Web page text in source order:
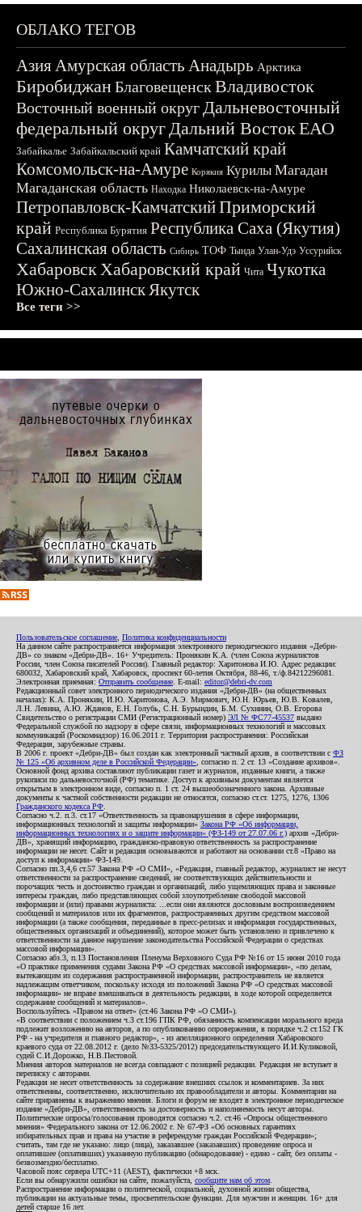
ОБЛАКО ТЕГОВ
АзияАмурская область Анадырь Арктика
БиробиджанБлаговещенскВладивосток
Восточный военный округДальневосточный
федеральный округДальний ВостокЕАО
Забайкалье Забайкальский край Камчатский край
Комсомольск-на-Амуре Корякия Курилы Магадан
Магаданская область Находка Николаевск-на-Амуре
Петропавловск-КамчатскийПриморский
край Республика Бурятия Республика Саха (Якутия)
Сахалинская область Сибирь ТОФ Тында Улан-Удэ Уссурийск
ХабаровскХабаровский край Чита Чукотка
Южно-СахалинскЯкутск
Все теги >>
Пользовательское соглашение Политика конфиденциальности
На данном сайте распространяется информация электронного периодического издания «Дебри-
ДВ» со знаком «Дебри-ДВ». 16+ Учредитель: Пронякин К.А. (член Союза журналистов
России, член Союза писателей России). Главный редактор: Харитонова И.Ю. Адрес редакции:
680032, Хабаровский край, Хабаровск, проспект 60-летия Октября, 88-46, т./ф.84212296081.
Электронная приемная: Отправить сообщение . E-mail: editor@debri-dv.com
Редакционный совет электронного периодического издания «Дебри-ДВ» (на общественных
началах): К.А. Пронякин, И.Ю. Харитонова, А.Э. Мирмович, Ю.Н. Юрьев, Ю.В. Ковалев,
Л.Н. Левина, А.Ю. Жданов, Е.Н. Голубь, С.Н. Бурындин, Б.М. Сухинин, О.В. Егорова
Свидетельство о регистрации СМИ (Регистрационный номер) ЭЛ № ФС77-45537 выдано
Федеральной службой по надзору в сфере связи, информационных технологий и массовых
коммуникаций (Роскомнадзор) 16.06.2011 г. Территория распространения: Российская
Федерация, зарубежные страны.
В 2006 г. проект «Дебри-ДВ» был создан как электронный частный архив, в соответствии с ФЗ
№ 125 «Об архивном деле в Российской Федерации» , согласно п. 2 ст. 13 «Создание архивов».
Основной фонд архива составляют публикации газет и журналов, изданные книги, а также
рукописи по дальневосточной (РФ) тематике. Доступ к архивным документам является
открытым в электронном виде, согласно п. 1 ст. 24 вышеобозначенного закона. Архивные
документы к частной собственности редакции не относятся, согласно ст.ст. 1275, 1276, 1306
Гражданского кодекса РФ
Согласно ч.2. п.3. ст.17 «Ответственность за правонарушения в сфере информации,
информационных технологий и защиты информации» Закона РФ «Об информации,
информационных технологиях и о защите информации» (ФЗ-149 от 27.07.06 г.) архив «Дебри-
ДВ», хранящий информацию, гражданско-правовую ответственность за распространение
информации не несет. Сайт и редакция основываются и работают на основании ст.8 «Право на
доступ к информации» ФЗ-149.
Согласно пп.3,4,6 ст.57 Закона РФ «О СМИ», «Редакция, главный редактор, журналист не несут
ответственности за распространение сведений, не соответствующих действительности и
порочащих честь и достоинство граждан и организаций, либо ущемляющих права и законные
интересы граждан, либо представляющих собой злоупотребление свободой массовой
информации и (или) правами журналиста: ...если они являются дословным воспроизведением
сообщений и материалов или их фрагментов, распространенных другим средством массовой
информации (а также сообщения, переданные в пресс-релизах и информация государственных,
общественных организаций и объединений), которое может быть установлено и привлечено к
ответственности за данное нарушение законодательства Российской Федерации о средствах
массовой информации».
Согласно абз.3, п.13 Постановления Пленума Верховного Суда РФ №16 от 15 июня 2010 года
«О практике применения судами Закона РФ «О средствах массовой информации», «по делам,
вытекающим из содержания распространенной информации, распространитель не является
надлежащим ответчиком, поскольку исходя из положений Закона РФ «О средствах массовой
информации» не вправе вмешиваться в деятельность редакции, в ходе которой определяется
содержание сообщений и материалов».
Воспользуйтесь «Правом на ответ» (ст.46 Закона РФ «О СМИ»).
«В соответствии с положением ч.3 ст.196 ГПК РФ, обязанность компенсации морального вреда
подлежит возложению на авторов, а по опубликованию опровержения, в порядке ч.2 ст.152 ГК
РФ - на учредителя и главного редактор», - из апелляционного определения Хабаровского
краевого суда от 22.08.2012 г. (дело №33-5325/2012) председательствующего И.И.Куликовой,
судей С.И.Дорожко, Н.В.Пестовой.
Мнения авторов материалов не всегда совпадают с позицией редакции. Редакция не вступает в
переписку с авторами.
Редакция не несет ответственность за содержание внешних ссылок и комментариев. За них
ответственны, соответственно, исключительно их правообладатели и авторы. Комментарии на
сайте приравнены к выражению мнения. Блоги и форум не входят в электронное периодическое
издание «Дебри-ДВ», ответственность за достоверность и наполняемость несут авторы.
Политические опросы/голосования проводятся согласно ч.2. ст.46 «Опросы общественного
мнения» Федерального закона от 12.06.2002 г. № 67-ФЗ «Об основных гарантиях
избирательных прав и права на участие в референдуме граждан Российской Федерации»;
считать, там где не указано: лицо (лица), заказавшее (заказавших) проведение опроса и
оплатившее (оплативших) указанную публикацию (обнародование) - едино - сайт, без оплаты -
безвозмездно/бесплатно.
Часовой пояс сервера UTC+11 (AEST), фактически +8 мск.
Если вы обнаружили ошибки на сайте, пожалуйста, сообщите нам об этом
Распространение информации о политической, социальной, духовной жизни общества,
публикации на актуальные темы, просветительские функции. Для мужчин и женщин. 16+ для
детей старше 16 лет.